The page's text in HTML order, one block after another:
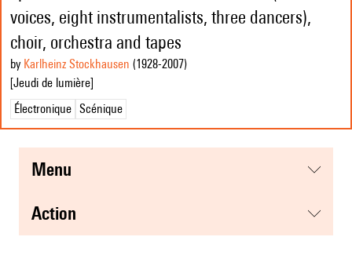
voices, eight instrumentalists, three dancers),
choir, orchestra and tapes
by Karlheinz Stockhausen (1928-2007)
[Jeudi de lumière]
Électronique Scénique
menu
action